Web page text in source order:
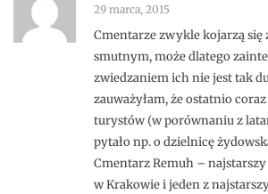
29 marca, 2015
Cmentarze zwykle kojarzą się
smutnym, może dlatego
zwiedzaniem ich nie jest tak
zauważyłam, że ostatnio
turystów (w porównaniu z
pytało np. o dzielnicę
Cmentarz Remuh –
w Krakowie i jeden z